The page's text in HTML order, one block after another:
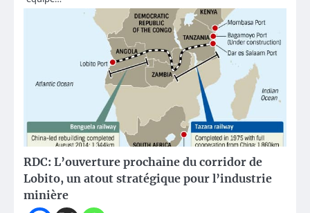
RDC: L’ouverture prochaine du corridor de
Lobito, un atout stratégique pour l’industrie
minière